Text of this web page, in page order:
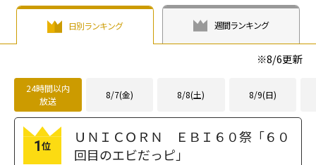
日別ランキング 週間ランキング
※8/6更新
24時間以内
放送
8/7(金) 8/8(土) 8/9(日)
1位
ＵＮＩＣＯＲＮ ＥＢＩ６０祭「６０
回目のエビだっピ」